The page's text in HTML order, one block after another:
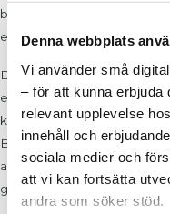
Denna webbplats
Vi använder små
– för att kunna erbjuda
relevant upplevelse
innehåll och
sociala medier och
att vi kan fortsätta
andra som söker stöd.
både det ena och andra
en omväg eller varför inte
Det kan vara som så att
extra eller ett annat stöd
kom fram till i det
Behandlingsplan som
avslutande samtalet så
gå vidare. Tveka inte att